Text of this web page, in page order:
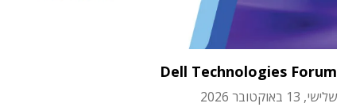
Dell Technologies Forum
שלישי, 13 באוקטובר 2026